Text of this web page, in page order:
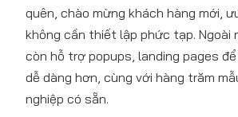
quên, chào mừng khách hàng mới,
không cần thiết lập phức tạp. Ngoài
còn hỗ trợ popups, landing pages
dễ dàng hơn, cùng với hàng trăm
nghiệp có sẵn.